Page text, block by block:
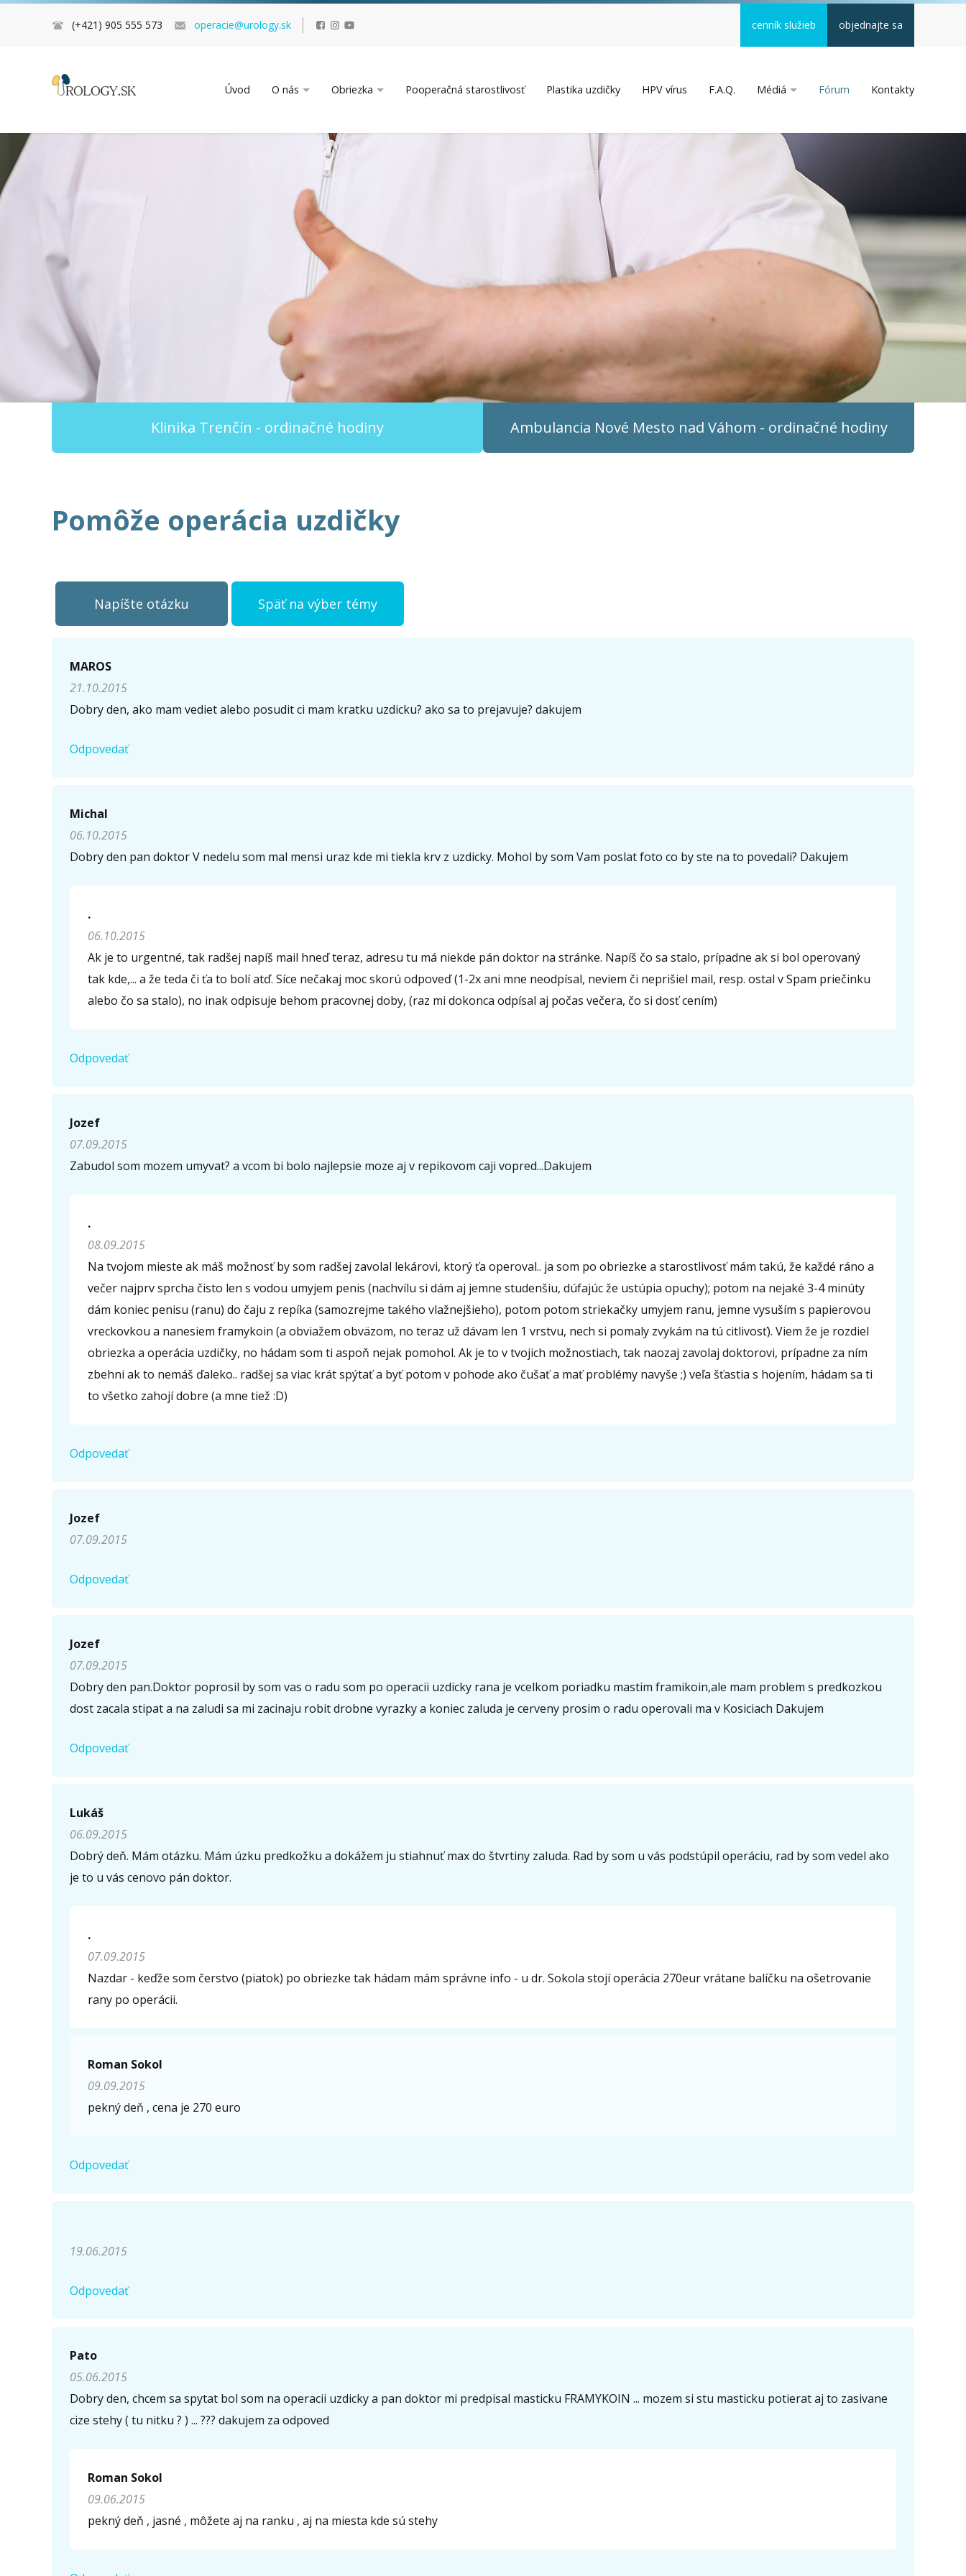
(+421) 905 555 573 operacie@urology.sk cenník služieb objednajte sa
Úvod O nás Obriezka Pooperačná starostlivosť Plastika uzdičky HPV vírus F.A.Q. Médiá Fórum Kontakty
Klinika Trenčín - ordinačné hodiny Ambulancia Nové Mesto nad Váhom - ordinačné hodiny
Pomôže operácia uzdičky
Napíšte otázku Späť na výber témy
Napíšte otázku
Meno (* )
Komentár (
MAROS
21.10.2015
Dobry den, ako mam vediet alebo posudit ci mam kratku uzdicku? ako sa to prejavuje? dakujem
Odpovedať
Michal
06.10.2015
Dobry den pan doktor V nedelu som mal mensi uraz kde mi tiekla krv z uzdicky. Mohol by som Vam poslat foto co by ste na to povedali? Dakujem
.
06.10.2015
Ak je to urgentné, tak radšej napíš mail hneď teraz, adresu tu má niekde pán doktor na stránke. Napíš čo sa stalo, prípadne ak si bol operovaný
tak kde,... a že teda či ťa to bolí atď. Síce nečakaj moc skorú odpoveď (1-2x ani mne neodpísal, neviem či neprišiel mail, resp. ostal v Spam priečinku
alebo čo sa stalo), no inak odpisuje behom pracovnej doby, (raz mi dokonca odpísal aj počas večera, čo si dosť cením)
Odpovedať
Jozef
07.09.2015
Zabudol som mozem umyvat? a vcom bi bolo najlepsie moze aj v repikovom caji vopred...Dakujem
.
08.09.2015
Na tvojom mieste ak máš možnosť by som radšej zavolal lekárovi, ktorý ťa operoval.. ja som po obriezke a starostlivosť mám takú, že každé ráno a
večer najprv sprcha čisto len s vodou umyjem penis (nachvílu si dám aj jemne studenšiu, dúfajúc že ustúpia opuchy); potom na nejaké 3-4 minúty
dám koniec penisu (ranu) do čaju z repíka (samozrejme takého vlažnejšieho), potom potom striekačky umyjem ranu, jemne vysuším s papierovou
vreckovkou a nanesiem framykoin (a obviažem obväzom, no teraz už dávam len 1 vrstvu, nech si pomaly zvykám na tú citlivosť). Viem že je rozdiel
obriezka a operácia uzdičky, no hádam som ti aspoň nejak pomohol. Ak je to v tvojich možnostiach, tak naozaj zavolaj doktorovi, prípadne za ním
zbehni ak to nemáš ďaleko.. radšej sa viac krát spýtať a byť potom v pohode ako čušať a mať problémy navyše ;) veľa šťastia s hojením, hádam sa ti
to všetko zahojí dobre (a mne tiež :D)
Odpovedať
Jozef
07.09.2015
Odpovedať
Jozef
07.09.2015
Dobry den pan.Doktor poprosil by som vas o radu som po operacii uzdicky rana je vcelkom poriadku mastim framikoin,ale mam problem s predkozkou
dost zacala stipat a na zaludi sa mi zacinaju robit drobne vyrazky a koniec zaluda je cerveny prosim o radu operovali ma v Kosiciach Dakujem
Odpovedať
Lukáš
06.09.2015
Dobrý deň. Mám otázku. Mám úzku predkožku a dokážem ju stiahnuť max do štvrtiny zaluda. Rad by som u vás podstúpil operáciu, rad by som vedel ako
je to u vás cenovo pán doktor.
.
07.09.2015
Nazdar - keďže som čerstvo (piatok) po obriezke tak hádam mám správne info - u dr. Sokola stojí operácia 270eur vrátane balíčku na ošetrovanie
rany po operácii.
Roman Sokol
09.09.2015
pekný deň , cena je 270 euro
Odpovedať
19.06.2015
Odpovedať
Pato
05.06.2015
Dobry den, chcem sa spytat bol som na operacii uzdicky a pan doktor mi predpisal masticku FRAMYKOIN ... mozem si stu masticku potierat aj to zasivane
cize stehy ( tu nitku ? ) ... ??? dakujem za odpoved
Roman Sokol
09.06.2015
pekný deň , jasné , môžete aj na ranku , aj na miesta kde sú stehy